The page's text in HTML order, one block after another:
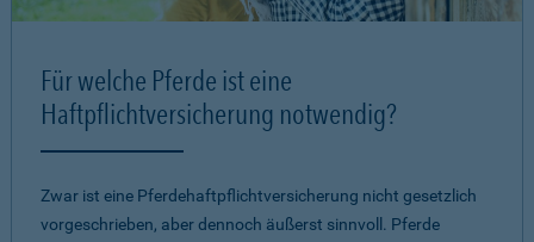
Für welche Pferde ist eine
Haftpflichtversicherung notwendig?
Zwar ist eine Pferdehaftpflichtversicherung nicht gesetzlich
vorgeschrieben, aber dennoch äußerst sinnvoll. Pferde